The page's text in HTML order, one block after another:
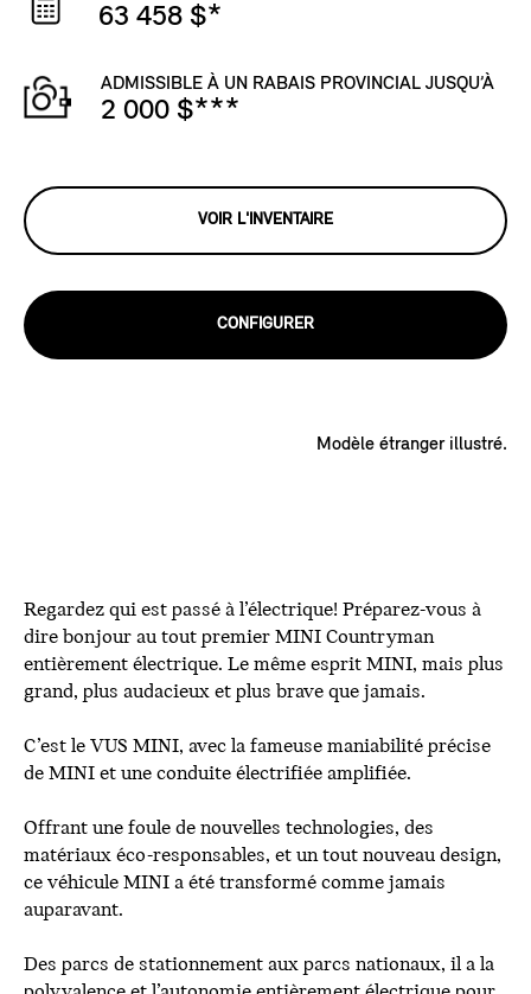
Modèle étranger illustré.
63 458 $*
ADMISSIBLE À UN RABAIS PROVINCIAL JUSQU’À
2 000 $***
VOIR L'INVENTAIRE
CONFIGURER
Regardez qui est passé à l’électrique! Préparez-vous à
dire bonjour au tout premier MINI Countryman
entièrement électrique. Le même esprit MINI, mais plus
grand, plus audacieux et plus brave que jamais.
C’est le VUS MINI, avec la fameuse maniabilité précise
de MINI et une conduite électrifiée amplifiée.
Offrant une foule de nouvelles technologies, des
matériaux éco-responsables, et un tout nouveau design,
ce véhicule MINI a été transformé comme jamais
auparavant.
Des parcs de stationnement aux parcs nationaux, il a la